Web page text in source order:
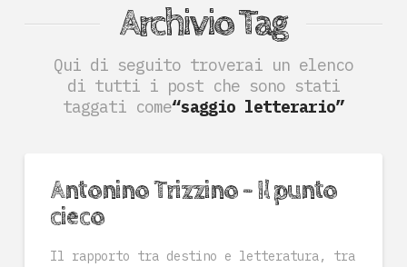
Archivio Tag
Qui di seguito troverai un elenco
di tutti i post che sono stati
taggati come“saggio letterario”
Antonino Trizzino – Il punto
cieco
Il rapporto tra destino e letteratura, tra